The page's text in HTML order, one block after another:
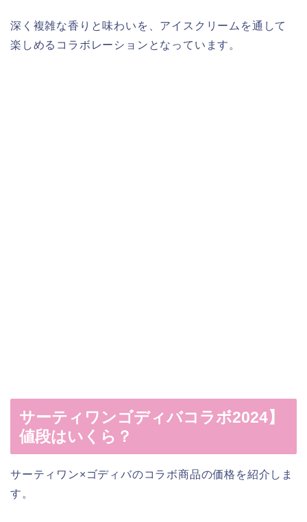
深く複雑な香りと味わいを、アイスクリームを通して
楽しめるコラボレーションとなっています。
サーティワンゴディバコラボ2024】
値段はいくら？
サーティワン×ゴディバのコラボ商品の価格を紹介しま
す。